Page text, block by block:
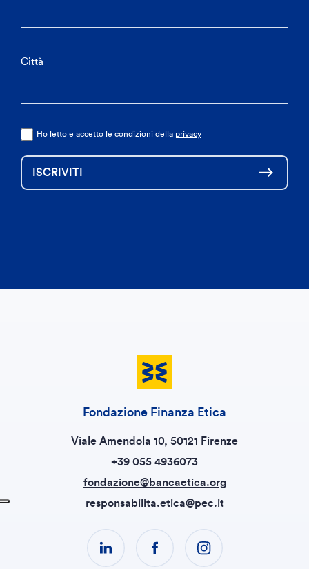
Città
Ho letto e accetto le condizioni della privacy
ISCRIVITI
Fondazione Finanza Etica
Viale Amendola 10, 50121 Firenze
+39 055 4936073
fondazione@bancaetica.org
responsabilita.etica@pec.it